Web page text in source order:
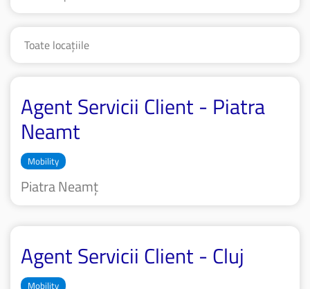
Agent Servicii Client - Piatra
Neamt
Mobility
Piatra Neamț
Agent Servicii Client - Cluj
Mobility